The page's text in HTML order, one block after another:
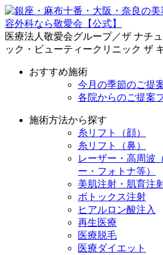
医療法人敬愛会グループ／ザ ナチ
ック・ビューティークリニック ザ
おすすめ施術
今月の季節のご提
各院からのご提案
施術方法から探す
糸リフト（顔）
糸リフト（鼻）
レーザー・高周波
ー・フォトナ等）
美肌注射・肌育注
ボトックス注射
ヒアルロン酸注入
再生医療
医療脱毛
医療ダイエット